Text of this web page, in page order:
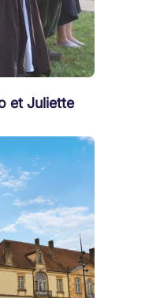
et Juliette